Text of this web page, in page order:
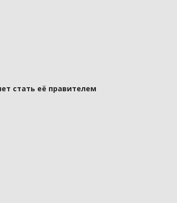
стать её правителем